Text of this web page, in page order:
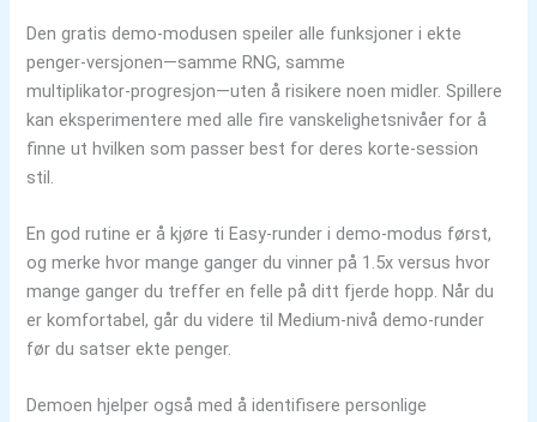
Den gratis demo-modusen speiler alle funksjoner i ekte
penger-versjonen—samme RNG, samme
multiplikator‑progresjon—uten å risikere noen midler. Spillere
kan eksperimentere med alle fire vanskelighetsnivåer for å
finne ut hvilken som passer best for deres korte‑session
stil.
En god rutine er å kjøre ti Easy-runder i demo-modus først,
og merke hvor mange ganger du vinner på 1.5x versus hvor
mange ganger du treffer en felle på ditt fjerde hopp. Når du
er komfortabel, går du videre til Medium‑nivå demo-runder
før du satser ekte penger.
Demoen hjelper også med å identifisere personlige